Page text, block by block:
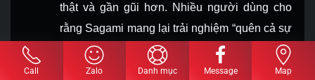
thật và gần gũi hơn. Nhiều người dùng cho
rằng Sagami mang lại trải nghiệm “quên cả sự
tồn tại của bao cao su”.
Call Zalo Danh mục Message Map